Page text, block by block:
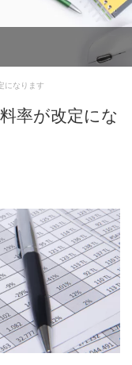
になります
率が改定にな